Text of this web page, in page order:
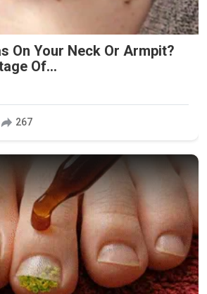
On Your Neck Or Armpit?
Of...
267